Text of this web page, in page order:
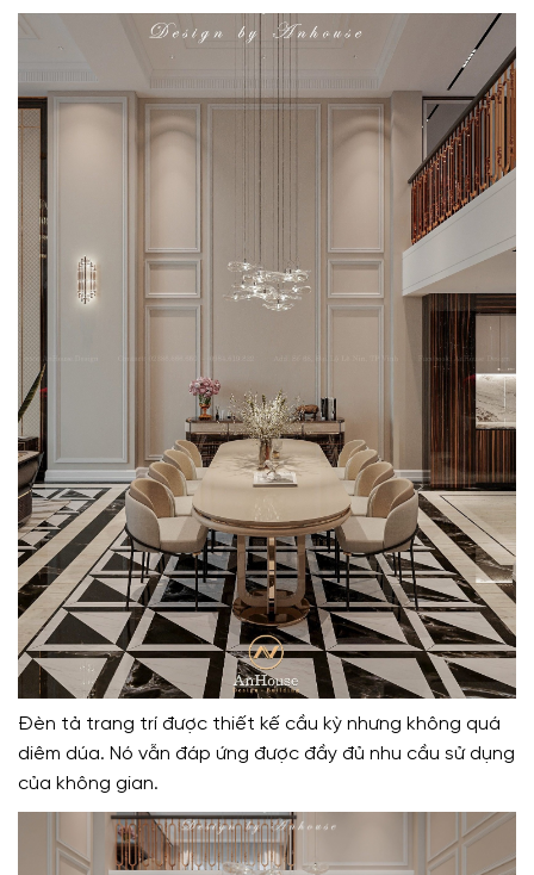
Đèn tả trang trí được thiết kế cầu kỳ nhưng không quá
diêm dúa. Nó vẫn đáp ứng được đầy đủ nhu cầu sử dụng
của không gian.